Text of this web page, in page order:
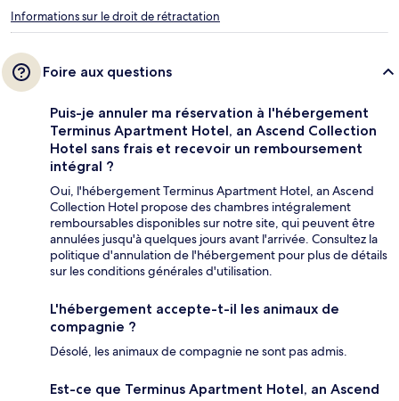
Informations sur le droit de rétractation
Foire aux questions
Puis-je annuler ma réservation à l'hébergement
Terminus Apartment Hotel, an Ascend Collection
Hotel sans frais et recevoir un remboursement
intégral ?
Oui, l'hébergement Terminus Apartment Hotel, an Ascend
Collection Hotel propose des chambres intégralement
remboursables disponibles sur notre site, qui peuvent être
annulées jusqu'à quelques jours avant l'arrivée. Consultez la
politique d'annulation de l'hébergement pour plus de détails
sur les conditions générales d'utilisation.
L'hébergement accepte-t-il les animaux de
compagnie ?
Désolé, les animaux de compagnie ne sont pas admis.
Est-ce que Terminus Apartment Hotel, an Ascend